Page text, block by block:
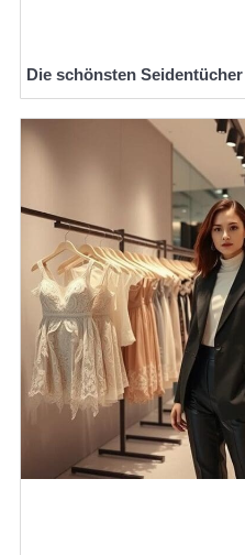
Die schönsten